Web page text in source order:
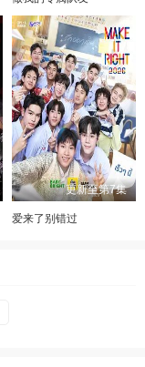
更新至第7集
爱来了别错过